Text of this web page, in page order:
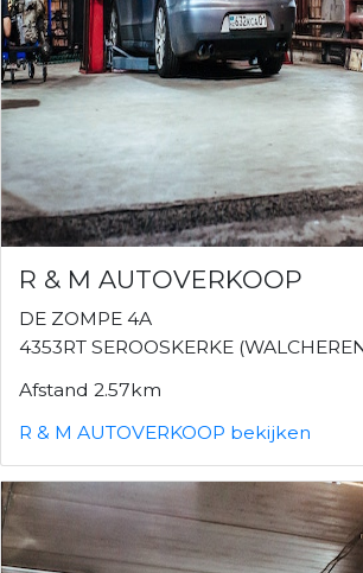
R & M AUTOVERKOOP
DE ZOMPE 4A
4353RT SEROOSKERKE
Afstand 2.57km
R & M AUTOVERKOOP bekijken